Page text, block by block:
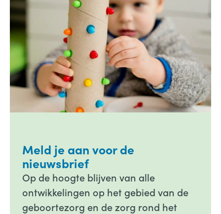
Meld je aan voor de
nieuwsbrief
Op de hoogte blijven van alle
ontwikkelingen op het gebied van de
geboortezorg en de zorg rond het